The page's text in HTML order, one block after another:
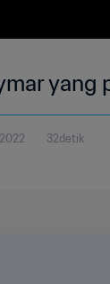
yang
32detik